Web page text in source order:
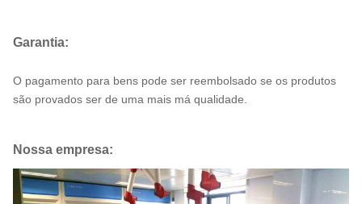
Garantia:
O pagamento para bens pode ser reembolsado se os produtos
são provados ser de uma mais má qualidade.
Nossa empresa: